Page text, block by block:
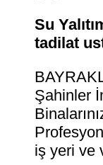
Su
tadilat
Şahinler
iş yeri ve